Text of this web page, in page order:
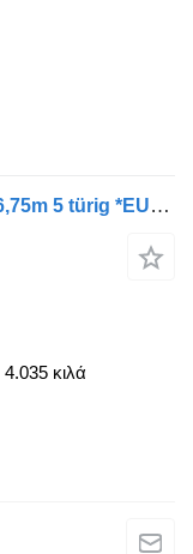
MAN TGL 12.220BL EISBUNKERW.6,75m 5 türig *EURO6D
4.035 κιλά